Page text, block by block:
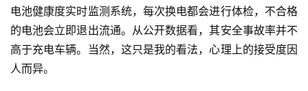
驿
站
辟
谣
电池健康度实时监测系统，每次换电都会进行体检，不合格
的电池会立即退出流通。从公开数据看，其安全事故率并不
高于充电车辆。
当然，这只是我的看法，心理上的接受度因
人而异。